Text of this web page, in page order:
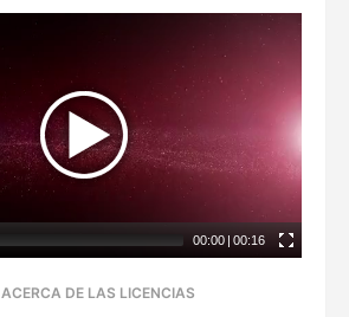
00:00 | 00:16
ACERCA DE LAS LICENCIAS